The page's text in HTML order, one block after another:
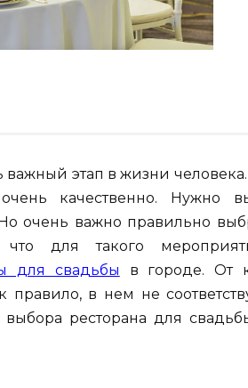
важный этап в жизни
качественно. Нужно
очень важно правильно
что для такого
для свадьбы в городе. От
правило, в нем не
ресторана для